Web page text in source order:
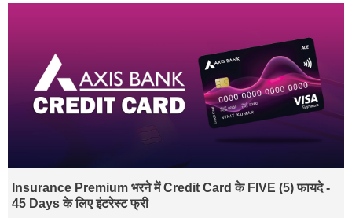
Insurance Premium भरने में Credit Card के FIVE (5) फायदे -
45 Days के लिए इंटरेस्ट फ्री